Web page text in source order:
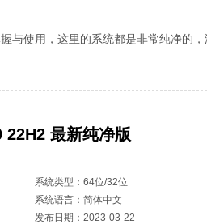
与使用，这里的系统都是非常纯净的
最新纯净版
系统类型：64位/32位
系统语言：简体中文
发布日期：2023-03-22